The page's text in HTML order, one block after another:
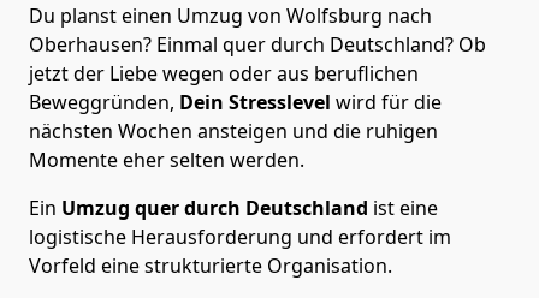
Du planst einen Umzug von Wolfsburg nach
Oberhausen? Einmal quer durch Deutschland? Ob
jetzt der Liebe wegen oder aus beruflichen
Beweggründen, Dein Stresslevel wird für die
nächsten Wochen ansteigen und die ruhigen
Momente eher selten werden.
Ein Umzug quer durch Deutschland ist eine
logistische Herausforderung und erfordert im
Vorfeld eine strukturierte Organisation.